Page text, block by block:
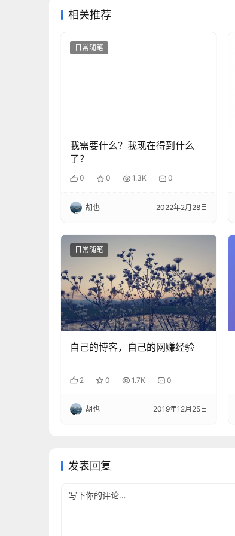
相关推荐
日常随笔
我需要什么？我现在得到什么
了？
0 0 1.3K 0
胡也 2022年2月28日
日常随笔
自己的博客，自己的网赚经验
2 0 1.7K 0
胡也 2019年12月25日
发表回复